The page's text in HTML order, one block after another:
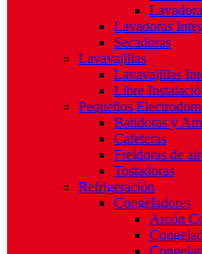
Lavadoras
Secadoras
Lavavajillas
Lavavajillas
Libre
Pequeños
Batidoras y
Cafeteras
Freidoras de
Tostadoras
Refrigeración
Congeladores
Arcón